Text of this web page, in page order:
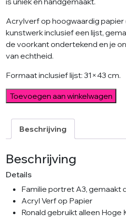
Acrylverf op hoogwaardig
kunstwerk inclusief een lijst,
de voorkant ondertekend en je
van echtheid.
Formaat inclusief lijst: 31×43 cm.
Family
Portrait
63
Incl
Lijst
aantal
Toevoegen aan winkelwagen
Beschrijving
Beschrijving
Details
Familie portret A3, gemaakt
Acryl Verf op Papier
Ronald gebruikt alleen Hoge